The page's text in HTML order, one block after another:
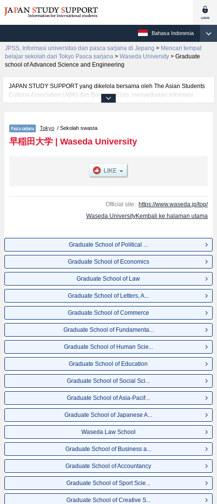
Bahasa Indonesia
JPSS, Informasi universitas dan pasca sarjana di Jepang > Mencari tempat
belajar sekolah dari Tokyo Pasca sarjana > Waseda University > Graduate
school of Advanced Science and Engineering
JAPAN STUDY SUPPORT yang dikelola bersama oleh The Asian Students
Cultural Association (ABK) dan Benesse Corp. menyediakan informasi
sekitar 1300 universitas, pascasarjana, universitas yunior, akademi
per jurusan riset seperti %% research %%, serta berbagai informasi yang
berguna bagi mahasiswa(i) mancanegara seperti kuota untuk jumlah
pendaftar dan jumlah kelulusan ujian masuk mahasiswa(i) mancanegara,
lainnya. Silakan memanfaatkannya.
Tokyo / Sekolah swasta
早稲田大学| Waseda University
Official site: https://www.waseda.jp/top/
Waseda UniversityKembali ke halaman utama
Graduate School of Political ...
Graduate School of Economics
Graduate School of Law
Graduate School of Letters, A...
Graduate School of Commerce
Graduate School of Fundamenta...
Graduate School of Human Scie...
Graduate School of Education
Graduate School of Social Sci...
Graduate School of Asia-Pacif...
Graduate School of Japanese A...
Waseda Law School
Graduate School of Business a...
Graduate School of Accountancy
Graduate School of Sport Scie...
Graduate School of Creative S...